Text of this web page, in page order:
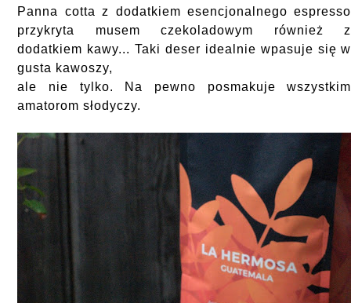
Panna cotta z dodatkiem esencjonalnego espresso
przykryta musem czekoladowym również z
dodatkiem kawy... Taki deser idealnie wpasuje się w
gusta kawoszy,
ale nie tylko. Na pewno posmakuje wszystkim
amatorom słodyczy.